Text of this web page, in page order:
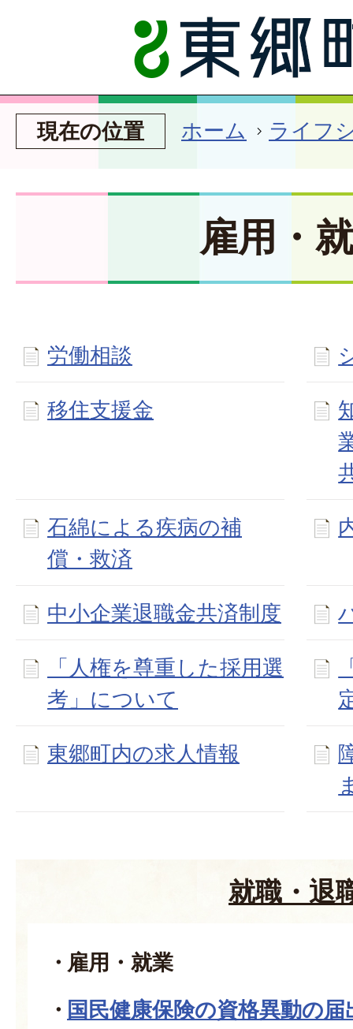
現在の位置 ホーム ライフ
雇用・
労働相談
移住支援金
石綿による疾病の補
償・救済
中小企業退職金共済制度
「人権を尊重した採用選
考」について
東郷町内の求人情報
就職・退
雇用・就業
国民健康保険の資格異動の届